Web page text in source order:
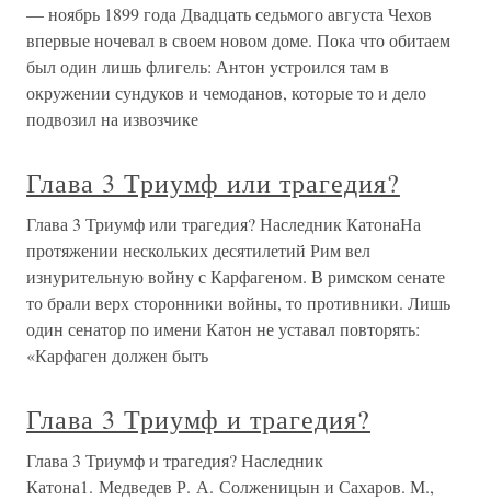
— ноябрь 1899 года Двадцать седьмого августа Чехов
впервые ночевал в своем новом доме. Пока что обитаем
был один лишь флигель: Антон устроился там в
окружении сундуков и чемоданов, которые то и дело
подвозил на извозчике
Глава 3 Триумф или трагедия?
Глава 3 Триумф или трагедия? Наследник КатонаНа
протяжении нескольких десятилетий Рим вел
изнурительную войну с Карфагеном. В римском сенате
то брали верх сторонники войны, то противники. Лишь
один сенатор по имени Катон не уставал повторять:
«Карфаген должен быть
Глава 3 Триумф и трагедия?
Глава 3 Триумф и трагедия? Наследник
Катона1. Медведев Р. А. Солженицын и Сахаров. М.,